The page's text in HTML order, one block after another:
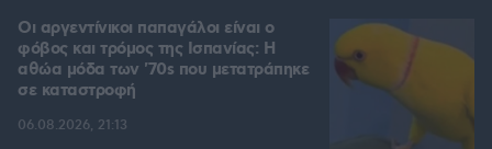
Οι αργεντίνικοι παπαγάλοι είναι ο
φόβος και τρόμος της Ισπανίας: Η
αθώα μόδα των '70s που μετατράπηκε
σε καταστροφή
06.08.2026, 21:13